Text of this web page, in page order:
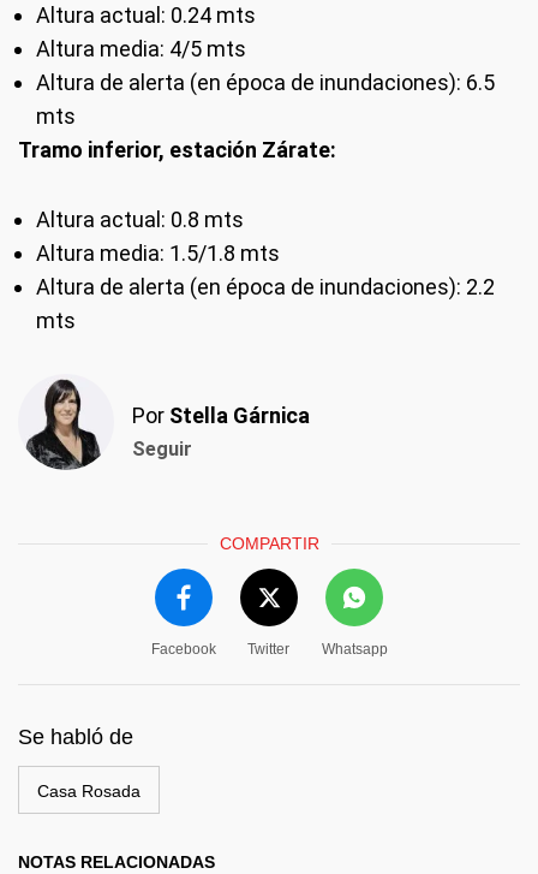
Altura actual: 0.24 mts
Altura media: 4/5 mts
Altura de alerta (en época de inundaciones): 6.5
mts
Tramo inferior, estación Zárate:
Altura actual: 0.8 mts
Altura media: 1.5/1.8 mts
Altura de alerta (en época de inundaciones): 2.2
mts
Por Stella Gárnica
Seguir
COMPARTIR
Facebook Twitter Whatsapp
Se habló de
Casa Rosada
NOTAS RELACIONADAS